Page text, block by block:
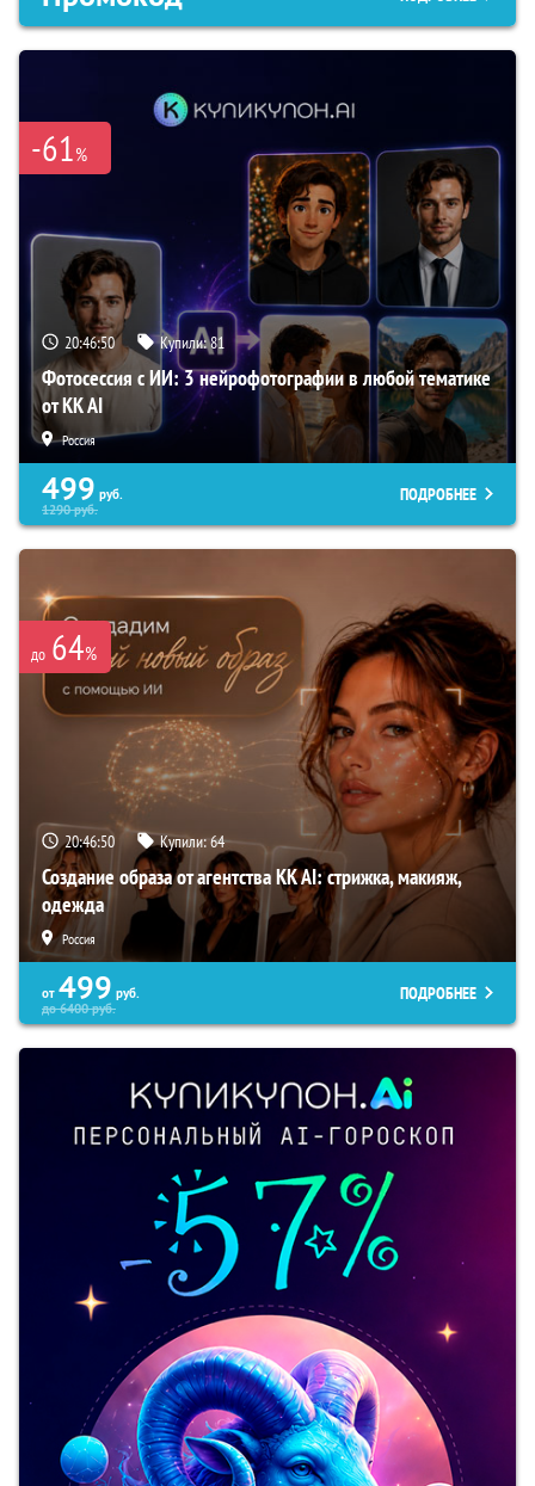
-61%
20:46:49 Купили:81
Фотосессия с ИИ: 3 нейрофотографии в любой тематике
от KK AI
Россия
499 руб.
1290руб.
ПОДРОБНЕЕ
до 64%
20:46:49 Купили:64
Создание образа от агентства KK AI: стрижка, макияж,
одежда
Россия
от 499 руб.
до6400руб.
ПОДРОБНЕЕ